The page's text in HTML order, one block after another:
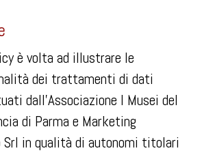
è volta ad illustrare le
dei trattamenti di dati
dall’Associazione I Musei del
di Parma e Marketing
Srl in qualità di autonomi titolari